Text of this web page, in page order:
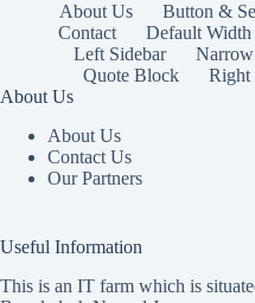
About Us Button &
Contact
Default Width
Left Sidebar
Quote Block
Right
About Us
About Us
Contact Us
Our Partners
Useful Information
This is an IT farm which is